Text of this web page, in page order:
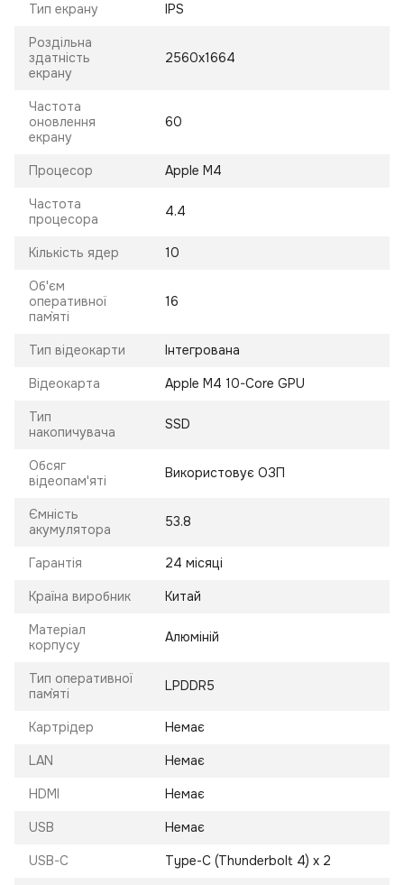
Тип екрану IPS
Роздільна
здатність
екрану
2560x1664
Частота
оновлення
екрану
60
Процесор Apple M4
Частота
процесора
4.4
Кількість ядер 10
Об'єм
оперативної
пам`яті
16
Тип відеокарти Інтегрована
Відеокарта Apple M4 10-Core GPU
Тип
накопичувача
SSD
Обсяг
відеопам'яті
Використовує ОЗП
Ємність
акумулятора
53.8
Гарантія 24 місяці
Країна виробник Китай
Матеріал
корпусу
Алюміній
Тип оперативної
пам`яті
LPDDR5
Картрідер Немає
LAN Немає
HDMI Немає
USB Немає
USB-C Type-C (Thunderbolt 4) x 2